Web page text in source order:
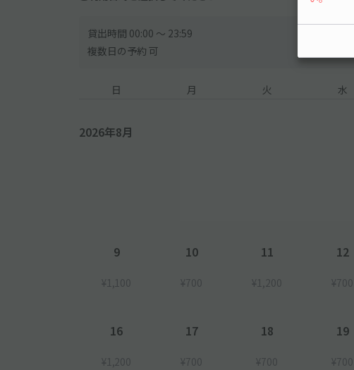
貸出時間 00:00 〜 23:59
複数日の予約 可
日 月 火 水
2026年8月
9
¥1,100
10
¥700
11
¥1,200
12
¥700
16
¥1,200
17
¥700
18
¥700
19
¥700